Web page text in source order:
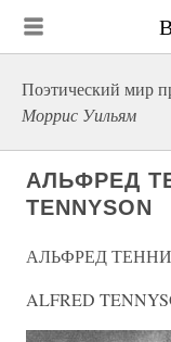
Поэтический мир
Моррис Уильям
АЛЬФРЕД
TENNYSON
АЛЬФРЕД
ALFRED